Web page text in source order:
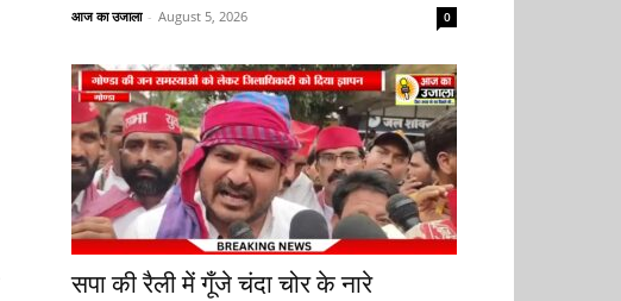
आज का उजाला - August 5, 2026 0
सपा की रैली में गूँजे चंदा चोर के नारे